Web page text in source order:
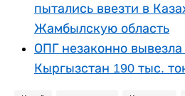
пытались ввезти в
Жамбылскую область
ОПГ незаконно вывезла
Кыргызстан 190 тыс.